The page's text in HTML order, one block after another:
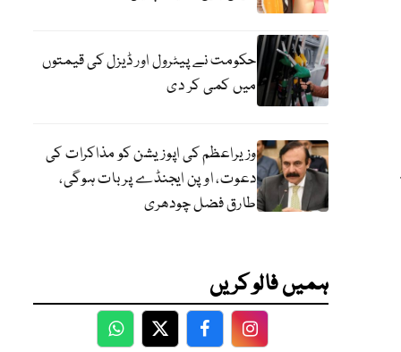
حکومت نے پیٹرول اور ڈیزل کی قیمتوں
میں کمی کر دی
وزیراعظم کی اپوزیشن کو مذاکرات کی
دعوت، اوپن ایجنڈے پر بات ہوگی،
طارق فضل چودھری
ہمیں فالو کریں
WhatsApp
TwitterFacebookFacebook